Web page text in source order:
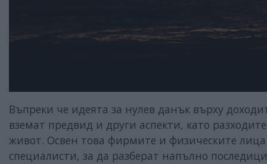
Въпреки че идеята за нулев данък върху
вземат предвид и други аспекти, като
живот. Освен това фирмите и физическите
специалисти, за да разберат напълно